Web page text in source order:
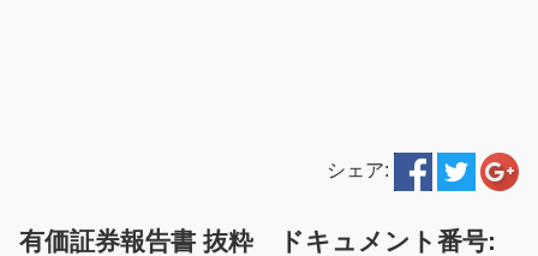
シェア:
有価証券報告書 抜粋 ドキュメント番号: